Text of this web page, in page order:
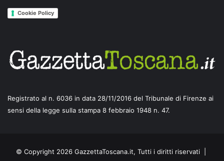
Cookie Policy
Registrato al n. 6036 in data 28/11/2016 del Tribunale di Firenze ai
sensi della legge sulla stampa 8 febbraio 1948 n. 47.
© Copyright 2026 GazzettaToscana.it, Tutti i diritti riservati |